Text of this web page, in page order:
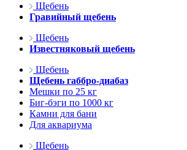
Щебень
Гравийный щебень
Щебень
Известняковый щебень
Щебень
Щебень габбро-диабаз
Мешки по 25 кг
Биг-бэги по 1000 кг
Камни для бани
Для аквариума
Щебень